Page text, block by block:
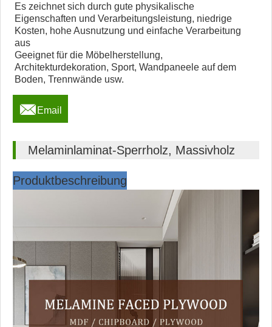
Es zeichnet sich durch gute physikalische
Eigenschaften und Verarbeitungsleistung, niedrige
Kosten, hohe Ausnutzung und einfache Verarbeitung
aus
Geeignet für die Möbelherstellung,
Architekturdekoration, Sport, Wandpaneele auf dem
Boden, Trennwände usw.
 Email
Melaminlaminat-Sperrholz, Massivholz
Produktbeschreibung